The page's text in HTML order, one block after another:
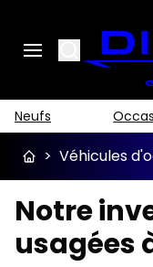
Search
Neufs
> Véhicules
Notre
usagées